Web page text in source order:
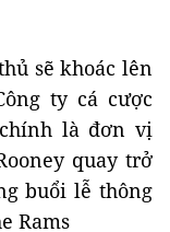
sẽ khoác lên
ty cá cược
là đơn vị
quay trở
buổi lễ thông
Rams